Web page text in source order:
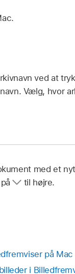
ved at
Vælg, hvor
med et
på
til højre.
på Mac
i